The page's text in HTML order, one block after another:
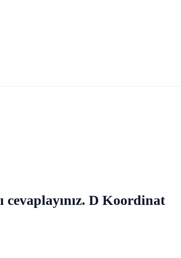
cevaplayınız. D Koordinat